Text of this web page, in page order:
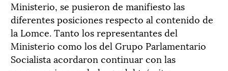
Ministerio, se pusieron de manifiesto las
diferentes posiciones respecto al contenido de
la Lomce. Tanto los representantes del
Ministerio como los del Grupo Parlamentario
Socialista acordaron continuar con las